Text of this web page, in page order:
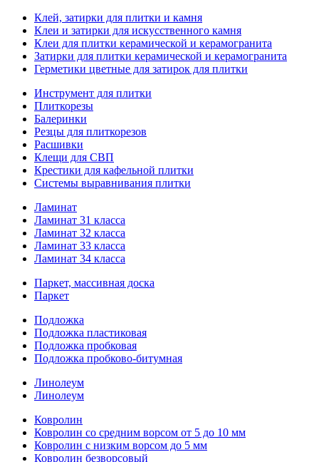
Клей, затирки для плитки и камня
Клеи и затирки для искусственного камня
Клеи для плитки керамической и керамогранита
Затирки для плитки керамической и керамогранита
Герметики цветные для затирок для плитки
Инструмент для плитки
Плиткорезы
Балеринки
Резцы для плиткорезов
Расшивки
Клещи для СВП
Крестики для кафельной плитки
Системы выравнивания плитки
Ламинат
Ламинат 31 класса
Ламинат 32 класса
Ламинат 33 класса
Ламинат 34 класса
Паркет, массивная доска
Паркет
Подложка
Подложка пластиковая
Подложка пробковая
Подложка пробково-битумная
Линолеум
Линолеум
Ковролин
Ковролин со средним ворсом от 5 до 10 мм
Ковролин с низким ворсом до 5 мм
Ковролин безворсовый